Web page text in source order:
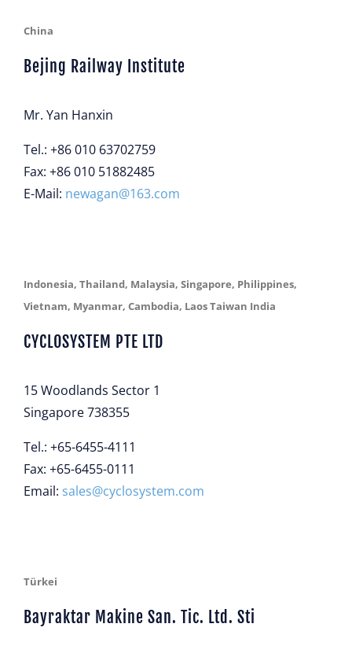
China
Bejing Railway Institute
Mr. Yan Hanxin
Tel.: +86 010 63702759
Fax: +86 010 51882485
E-Mail: newagan@163.com
Indonesia, Thailand, Malaysia, Singapore, Philippines,
Vietnam, Myanmar, Cambodia, Laos Taiwan India
CYCLOSYSTEM PTE LTD
15 Woodlands Sector 1
Singapore 738355
Tel.: +65-6455-4111
Fax: +65-6455-0111
Email: sales@cyclosystem.com
Türkei
Bayraktar Makine San. Tic. Ltd. Sti